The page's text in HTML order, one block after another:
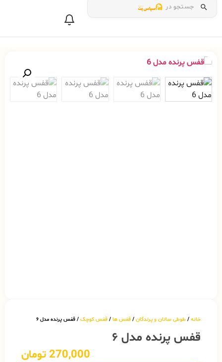
جستجو در
خانه / طوطی سانان و پرندگان / قفس ها / قفس کوچک / قفس پرنده مدل ۶
قفس پرنده مدل ۶
270,000 تومان